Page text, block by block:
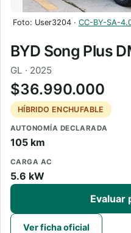
Foto: User3204 · CC-BY-SA-
BYD Song Plus
GL · 2025
$36.990.000
HÍBRIDO ENCHUFABLE
AUTONOMÍA DECLARADA
105 km
CARGA AC
5.6 kW
Evaluar
Ver ficha oficial